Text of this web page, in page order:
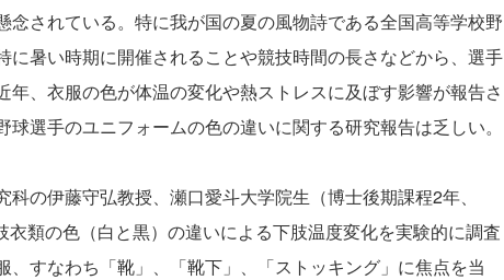
念されている。特に我が国の夏の風物詩である全国高等学校野
に暑い時期に開催されることや競技時間の長さなどから、選手
、衣服の色が体温の変化や熱ストレスに及ぼす影響が報告さ
選手のユニフォームの色の違いに関する研究報告は乏しい。
の伊藤守弘教授、瀬口愛斗大学院生（博士後期課程2年、
類の色（白と黒）の違いによる下肢温度変化を実験的に調査
、すなわち「靴」、「靴下」、「ストッキング」に焦点を当